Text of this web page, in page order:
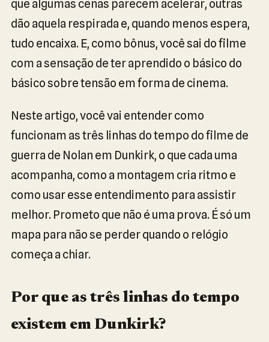
que algumas cenas parecem acelerar, outras
dão aquela respirada e, quando menos espera,
tudo encaixa. E, como bônus, você sai do filme
com a sensação de ter aprendido o básico do
básico sobre tensão em forma de cinema.
Neste artigo, você vai entender como
funcionam as três linhas do tempo do filme de
guerra de Nolan em Dunkirk, o que cada uma
acompanha, como a montagem cria ritmo e
como usar esse entendimento para assistir
melhor. Prometo que não é uma prova. É só um
mapa para não se perder quando o relógio
começa a chiar.
Por que as três linhas do tempo
existem em Dunkirk?